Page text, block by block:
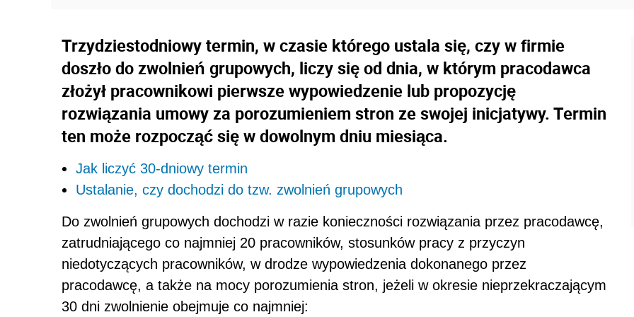
Trzydziestodniowy termin, w czasie którego ustala się, czy w firmie
doszło do zwolnień grupowych, liczy się od dnia, w którym pracodawca
złożył pracownikowi pierwsze wypowiedzenie lub propozycję
rozwiązania umowy za porozumieniem stron ze swojej inicjatywy. Termin
ten może rozpocząć się w dowolnym dniu miesiąca.
Jak liczyć 30-dniowy termin
Ustalanie, czy dochodzi do tzw. zwolnień grupowych
Do zwolnień grupowych dochodzi w razie konieczności rozwiązania przez pracodawcę,
zatrudniającego co najmniej 20 pracowników, stosunków pracy z przyczyn
niedotyczących pracowników, w drodze wypowiedzenia dokonanego przez
pracodawcę, a także na mocy porozumienia stron, jeżeli w okresie nieprzekraczającym
30 dni zwolnienie obejmuje co najmniej: